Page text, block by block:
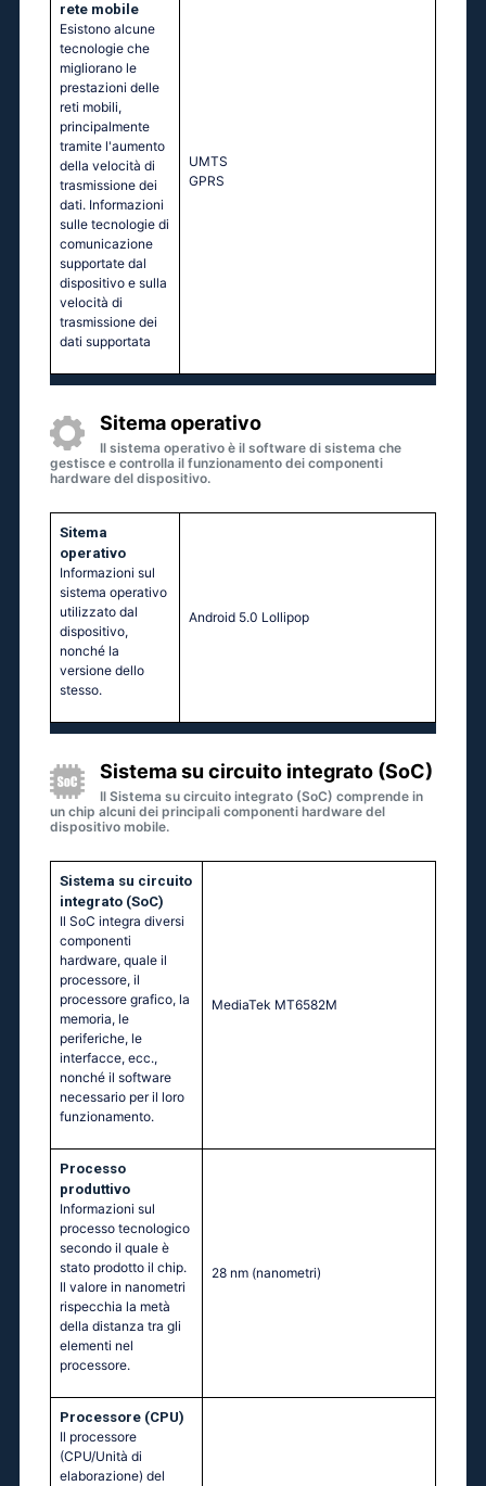
rete mobile
Esistono alcune
tecnologie che
migliorano le
prestazioni delle
reti mobili,
principalmente
tramite l'aumento
della velocità di
trasmissione dei
dati. Informazioni
sulle tecnologie di
comunicazione
supportate dal
dispositivo e sulla
velocità di
trasmissione dei
dati supportata
UМТS
GРRS
Sitema operativo
Il sistema operativo è il software di sistema che
gestisce e controlla il funzionamento dei componenti
hardware del dispositivo.
Sitema
operativo
Informazioni sul
sistema operativo
utilizzato dal
dispositivo,
nonché la
versione dello
stesso.
Аndrоid 5.0 Lоlliрор
Sistema su circuito integrato (SoC)
Il Sistema su circuito integrato (SoC) comprende in
un chip alcuni dei principali componenti hardware del
dispositivo mobile.
Sistema su circuito
integrato (SoC)
Il SoC integra diversi
componenti
hardware, quale il
processore, il
processore grafico, la
memoria, le
periferiche, le
interfacce, ecc.,
nonché il software
necessario per il loro
funzionamento.
МеdiаТеk МТ6582М
Processo
produttivo
Informazioni sul
processo tecnologico
secondo il quale è
stato prodotto il chip.
Il valore in nanometri
rispecchia la metà
della distanza tra gli
elementi nel
processore.
28 nm (nanometri)
Processore (CPU)
Il processore
(CPU/Unità di
elaborazione) del